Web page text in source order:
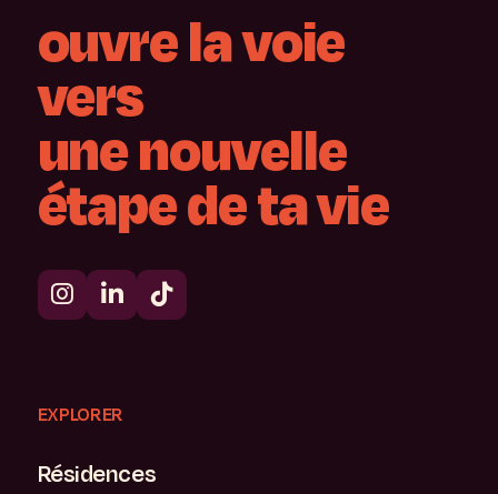
ouvrelavoie
vers
unenouvelle
étapedetavie
EXPLORER
Résidences